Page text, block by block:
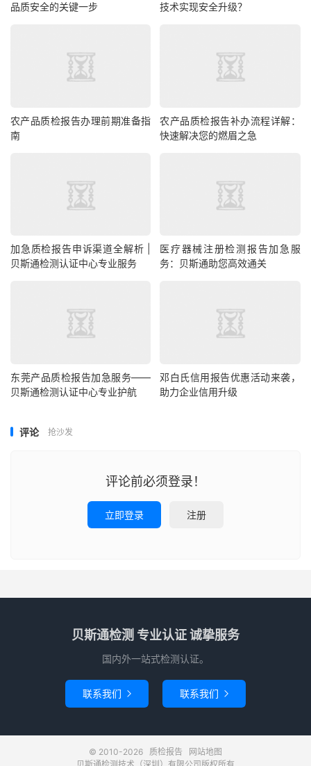
品质安全的关键一步
技术实现安全升级？
农产品质检报告办理前期准备指
南
农产品质检报告补办流程详解：
快速解决您的燃眉之急
加急质检报告申诉渠道全解析 |
贝斯通检测认证中心专业服务
医疗器械注册检测报告加急服
务：贝斯通助您高效通关
东莞产品质检报告加急服务——
贝斯通检测认证中心专业护航
邓白氏信用报告优惠活动来袭，
助力企业信用升级
评论 抢沙发
评论前必须登录！
立即登录 注册
贝斯通检测 专业认证 诚挚服务
国内外一站式检测认证。
联系我们  联系我们 
© 2010-2026 质检报告
网站地图